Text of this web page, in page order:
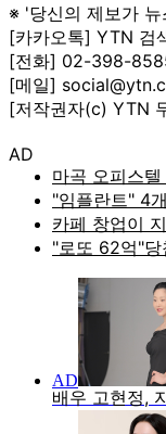
※ '당신의 제보가
[카카오톡] YTN 검
[전화] 02-398-
[메일]
[저작권자(c) YTN
AD